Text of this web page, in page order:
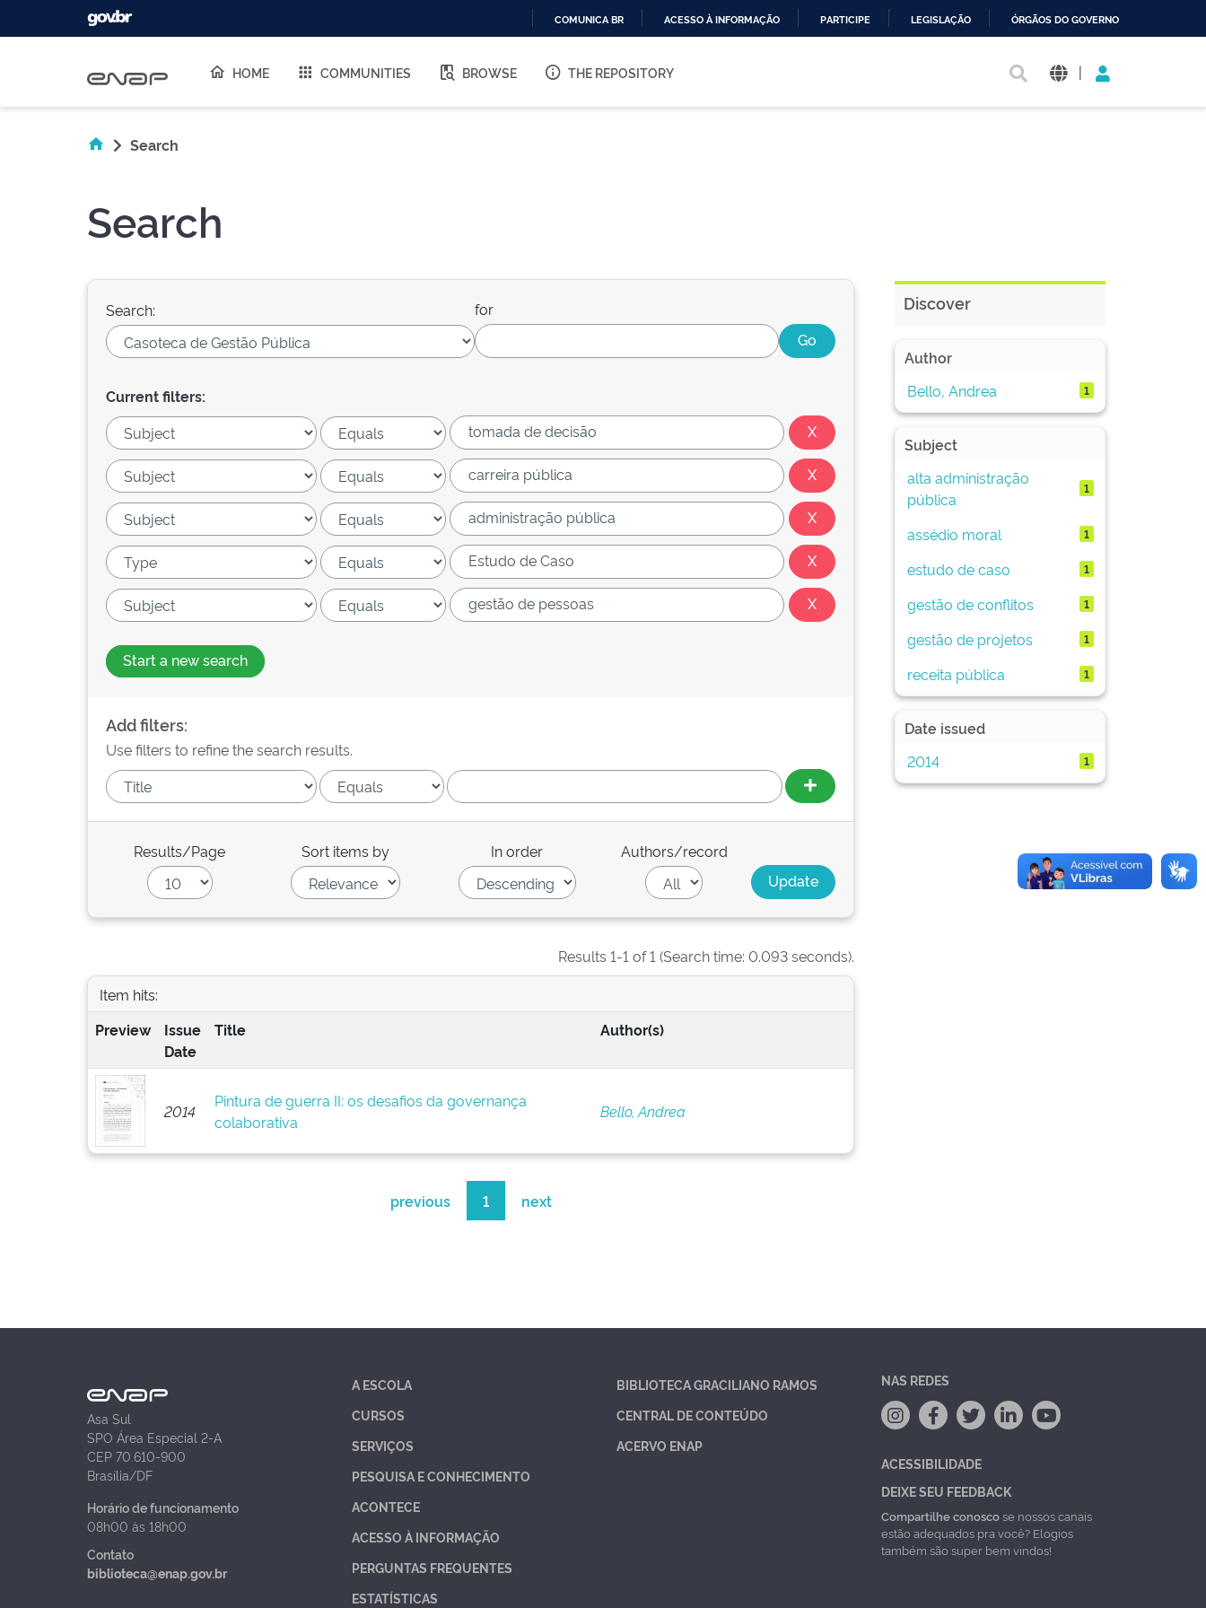
O
COMUNICA BR ACESSO À INFORMAÇÃO PARTICIPE LEGISLAÇÃO ÓRGÃOS DO GOVERNO
HOME COMMUNITIES BROWSE THE REPOSITORY |
Search
Search
Search: for
Current filters:
Start a new search
Add filters:
Use filters to refine the search results.
Results/Page Sort items by In order Authors/record
Results 1-1 of 1 (Search time: 0.093 seconds).
Item hits:
Preview
Issue
Date
Title Author(s)
2014
Pintura de guerra II: os desafios da governança
colaborativa
Bello, Andrea
previous 1 next
Discover
Author
Bello, Andrea
1
Subject
alta administração
pública
1
assédio moral 1
estudo de caso 1
gestão de conflitos 1
gestão de projetos 1
receita pública 1
Date issued
2014
1
Asa Sul
SPO Área Especial 2-A
CEP 70.610-900
Brasília/DF
Horário de funcionamento
08h00 às 18h00
Contato
biblioteca@enap.gov.br
A ESCOLA
CURSOS
SERVIÇOS
PESQUISA E CONHECIMENTO
ACONTECE
ACESSO À INFORMAÇÃO
PERGUNTAS FREQUENTES
ESTATÍSTICAS
BIBLIOTECA GRACILIANO RAMOS
CENTRAL DE CONTEÚDO
ACERVO ENAP
NAS REDES
ACESSIBILIDADE
DEIXE SEU FEEDBACK
Compartilhe conoscose nossos canais
estão adequados pra você? Elogios
também são super bem vindos!